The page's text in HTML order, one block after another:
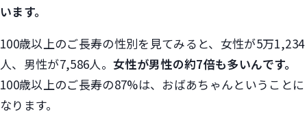
います。
100歳以上のご長寿の性別を見てみると、女性が5万1,234
人、男性が7,586人。女性が男性の約7倍も多いんです。
100歳以上のご長寿の87%は、おばあちゃんということに
なります。